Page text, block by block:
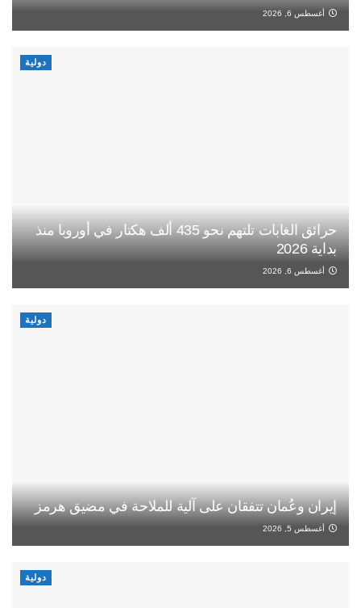
أغسطس 6, 2026
دولية
حرائق الغابات تلتهم نحو 435 ألف هكتار في أوروبا منذ
بداية 2026
أغسطس 6, 2026
دولية
إيران وعُمان تتفقان على آلية للملاحة في مضيق هرمز
أغسطس 5, 2026
دولية